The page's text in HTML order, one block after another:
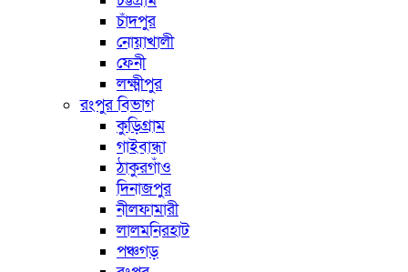
চাঁদপুর
নোয়াখালী
ফেনী
লক্ষ্মীপুর
রংপুর বিভাগ
কুড়িগ্রাম
গাইবান্ধা
ঠাকুরগাঁও
দিনাজপুর
নীলফামারী
লালমনিরহাট
পঞ্চগড়